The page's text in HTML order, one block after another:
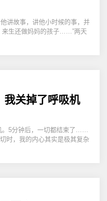
讲故事，讲他小时候的事，并
来生还做妈妈的孩子……”两天
我关掉了呼吸机
。5分钟后，一切都结束了……
时，我的内心其实是极其复杂